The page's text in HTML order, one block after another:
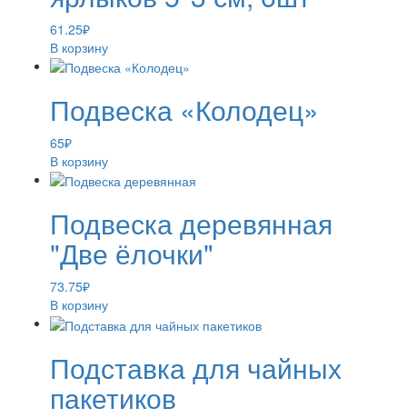
61.25₽
В корзину
Подвеска «Колодец»
65₽
В корзину
Подвеска деревянная
"Две ёлочки"
73.75₽
В корзину
Подставка для чайных
пакетиков